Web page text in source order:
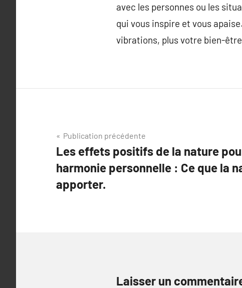
avec les personnes ou les
qui vous inspire et vous
vibrations, plus votre bien-
Navigation
de
l’article
Publication précédente
Les effets positifs de la nature
harmonie personnelle : Ce que la
apporter.
Laisser un